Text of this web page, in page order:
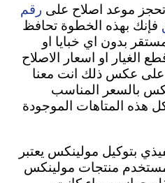
تحجز موعد اصلاح على رقم
فإنك بهذه الخطوة تحافظ
بدون اي خبايا او
او اسعار الاصلاح
على عكس ذلك انت معنا
بالسعر المناسب
هذه المتاهات الموجودة
بتوكيل مولينكس يعتبر
منتجات مولينكس